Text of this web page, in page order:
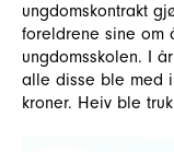
ungdomskontrakt
foreldrene sine om
ungdomsskolen. I
alle disse ble med
kroner. Heiv ble